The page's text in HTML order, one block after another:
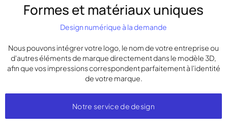
Formes et matériaux uniques
Design numérique à la demande
Nous pouvons intégrer votre logo, le nom de votre entreprise ou
d'autres éléments de marque directement dans le modèle 3D,
afin que vos impressions correspondent parfaitement à l'identité
de votre marque.
Notre service de design